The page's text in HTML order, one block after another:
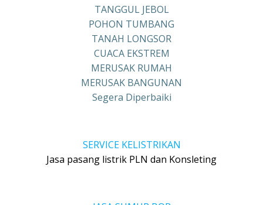
TANGGUL JEBOL
POHON TUMBANG
TANAH LONGSOR
CUACA EKSTREM
MERUSAK RUMAH
MERUSAK BANGUNAN
Segera Diperbaiki
SERVICE KELISTRIKAN
Jasa pasang listrik PLN dan Konsleting